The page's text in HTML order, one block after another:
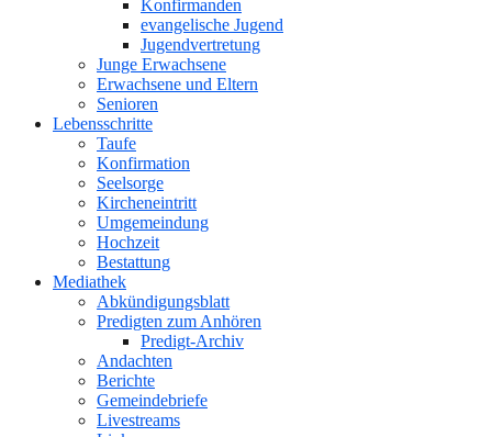
Konfirmanden
evangelische Jugend
Jugendvertretung
Junge Erwachsene
Erwachsene und Eltern
Senioren
Lebensschritte
Taufe
Konfirmation
Seelsorge
Kircheneintritt
Umgemeindung
Hochzeit
Bestattung
Mediathek
Abkündigungsblatt
Predigten zum Anhören
Predigt-Archiv
Andachten
Berichte
Gemeindebriefe
Livestreams